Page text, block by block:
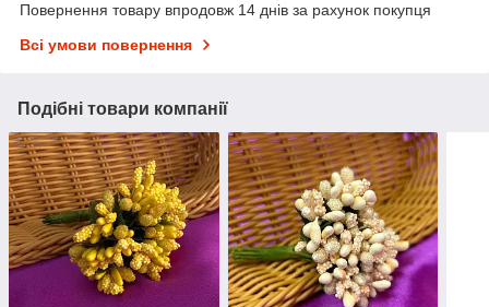
Повернення товару впродовж 14 днів за рахунок покупця
Всі умови повернення
Подібні товари компанії